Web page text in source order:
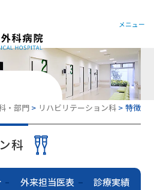
072-
メニュー
・部門 リハビリテーション科 特徴
科
外来担当医表 診療実績